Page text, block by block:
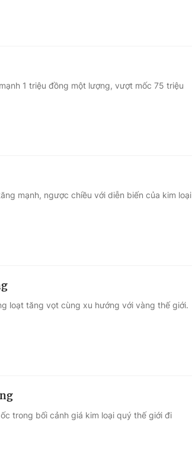
1 triệu đồng một lượng, vượt mốc 75 triệu
mạnh, ngược chiều với diễn biến của kim loại
loạt tăng vọt cùng xu hướng với vàng thế giới.
trong bối cảnh giá kim loại quý thế giới đi